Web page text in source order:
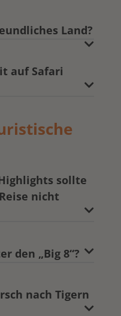
Land?
auf Safari
sollte
nicht
den „Big 8“?
nach Tigern